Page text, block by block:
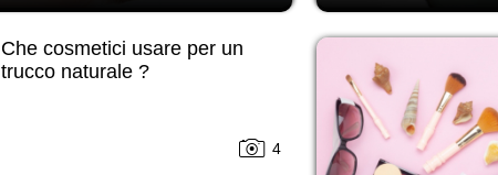
Che cosmetici usare per un
trucco naturale ?
4